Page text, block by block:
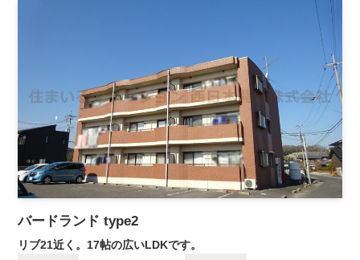
バードランド type2
リブ21近く。17帖の広いLDKです。